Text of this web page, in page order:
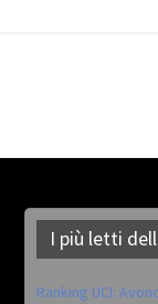
I più letti
Ranking UCI: